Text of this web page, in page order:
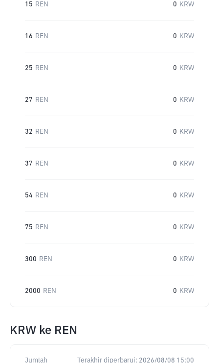
15 REN 0 KRW
16 REN 0 KRW
25 REN 0 KRW
27 REN 0 KRW
32 REN 0 KRW
37 REN 0 KRW
54 REN 0 KRW
75 REN 0 KRW
300 REN 0 KRW
2000 REN 0 KRW
KRW ke REN
Jumlah Terakhir diperbarui: 2026/08/08 15:00